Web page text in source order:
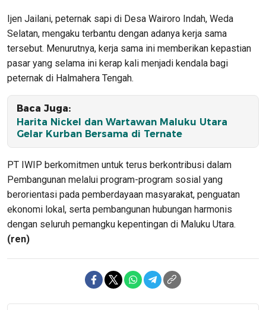
Ijen Jailani, peternak sapi di Desa Wairoro Indah, Weda
Selatan, mengaku terbantu dengan adanya kerja sama
tersebut. Menurutnya, kerja sama ini memberikan kepastian
pasar yang selama ini kerap kali menjadi kendala bagi
peternak di Halmahera Tengah.
Baca Juga:
Harita Nickel dan Wartawan Maluku Utara
Gelar Kurban Bersama di Ternate
PT IWIP berkomitmen untuk terus berkontribusi dalam
Pembangunan melalui program-program sosial yang
berorientasi pada pemberdayaan masyarakat, penguatan
ekonomi lokal, serta pembangunan hubungan harmonis
dengan seluruh pemangku kepentingan di Maluku Utara.
(ren)